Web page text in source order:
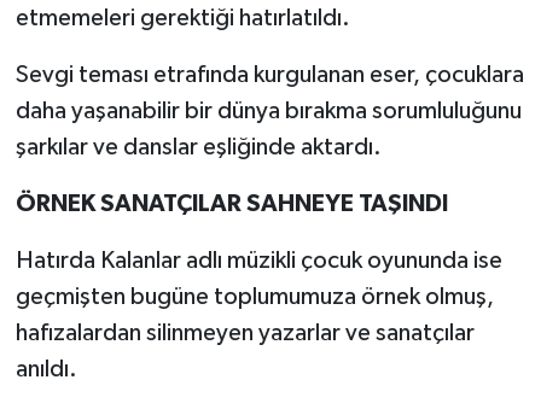
etmemeleri gerektiği hatırlatıldı.
Sevgi teması etrafında kurgulanan eser, çocuklara
daha yaşanabilir bir dünya bırakma sorumluluğunu
şarkılar ve danslar eşliğinde aktardı.
ÖRNEK SANATÇILAR SAHNEYE TAŞINDI
Hatırda Kalanlar adlı müzikli çocuk oyununda ise
geçmişten bugüne toplumumuza örnek olmuş,
hafızalardan silinmeyen yazarlar ve sanatçılar
anıldı.